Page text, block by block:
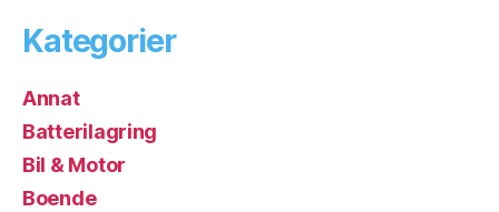
Kategorier
Annat
Batterilagring
Bil & Motor
Boende